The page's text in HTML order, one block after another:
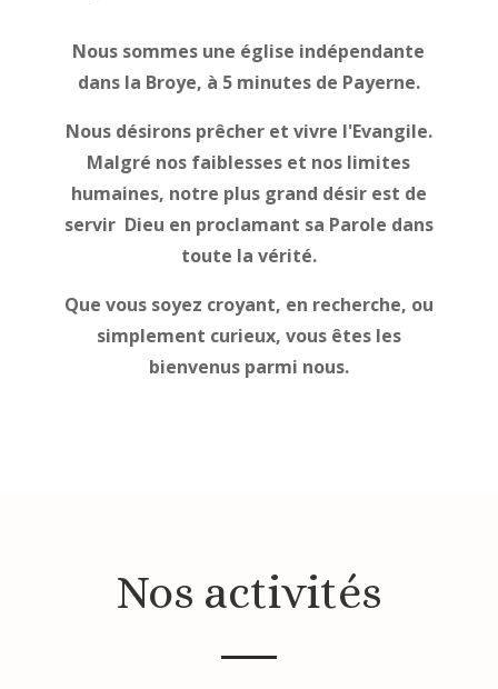
Nous sommes une église indépendante
dans la Broye, à 5 minutes de Payerne.
Nous désirons prêcher et vivre l'Evangile.
Malgré nos faiblesses et nos limites
humaines, notre plus grand désir est de
servir Dieu en proclamant sa Parole dans
toute la vérité.
Que vous soyez croyant, en recherche, ou
simplement curieux, vous êtes les
bienvenus parmi nous.
Nos activités